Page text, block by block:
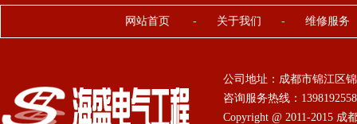
网站首页 - 关于我们 - 维修服务
公司地址：成都市锦江区
咨询服务热线：
Copyright @ 2011-2015